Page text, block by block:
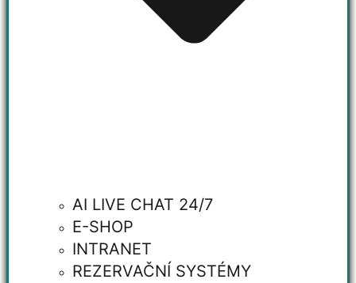
AI LIVE CHAT 24/7
E-SHOP
INTRANET
REZERVAČNÍ SYSTÉMY